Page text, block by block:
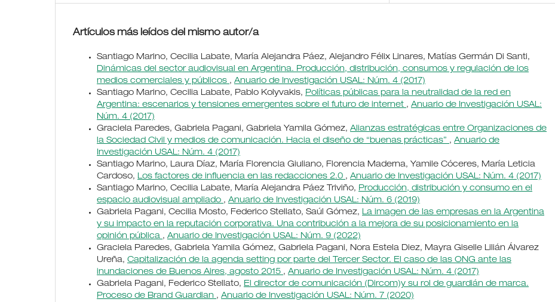
Artículos más leídos del mismo autor/a
Santiago Marino, Cecilia Labate, María Alejandra Páez, Alejandro Félix Linares, Matías Germán Di Santi,
Dinámicas del sector audiovisual en Argentina. Producción, distribución, consumos y regulación de los
medios comerciales y públicos , Anuario de Investigación USAL: Núm. 4 (2017)
Santiago Marino, Cecilia Labate, Pablo Kolyvakis, Políticas públicas para la neutralidad de la red en
Argentina: escenarios y tensiones emergentes sobre el futuro de internet , Anuario de Investigación USAL:
Núm. 4 (2017)
Graciela Paredes, Gabriela Pagani, Gabriela Yamila Gómez, Alianzas estratégicas entre Organizaciones de
la Sociedad Civil y medios de comunicación. Hacia el diseño de “buenas prácticas” , Anuario de
Investigación USAL: Núm. 4 (2017)
Santiago Marino, Laura Díaz, María Florencia Giuliano, Florencia Maderna, Yamile Cóceres, María Leticia
Cardoso, Los factores de influencia en las redacciones 2.0 , Anuario de Investigación USAL: Núm. 4 (2017)
Santiago Marino, Cecilia Labate, María Alejandra Páez Triviño, Producción, distribución y consumo en el
espacio audiovisual ampliado , Anuario de Investigación USAL: Núm. 6 (2019)
Gabriela Pagani, Cecilia Mosto, Federico Stellato, Saúl Gómez, La imagen de las empresas en la Argentina
y su impacto en la reputación corporativa. Una contribución a la mejora de su posicionamiento en la
opinión pública , Anuario de Investigación USAL: Núm. 9 (2022)
Graciela Paredes, Gabriela Yamila Gómez, Gabriela Pagani, Nora Estela Diez, Mayra Giselle Lilián Álvarez
Ureña, Capitalización de la agenda setting por parte del Tercer Sector. El caso de las ONG ante las
inundaciones de Buenos Aires, agosto 2015 , Anuario de Investigación USAL: Núm. 4 (2017)
Gabriela Pagani, Federico Stellato, El director de comunicación (Dircom)y su rol de guardián de marca.
Proceso de Brand Guardian , Anuario de Investigación USAL: Núm. 7 (2020)